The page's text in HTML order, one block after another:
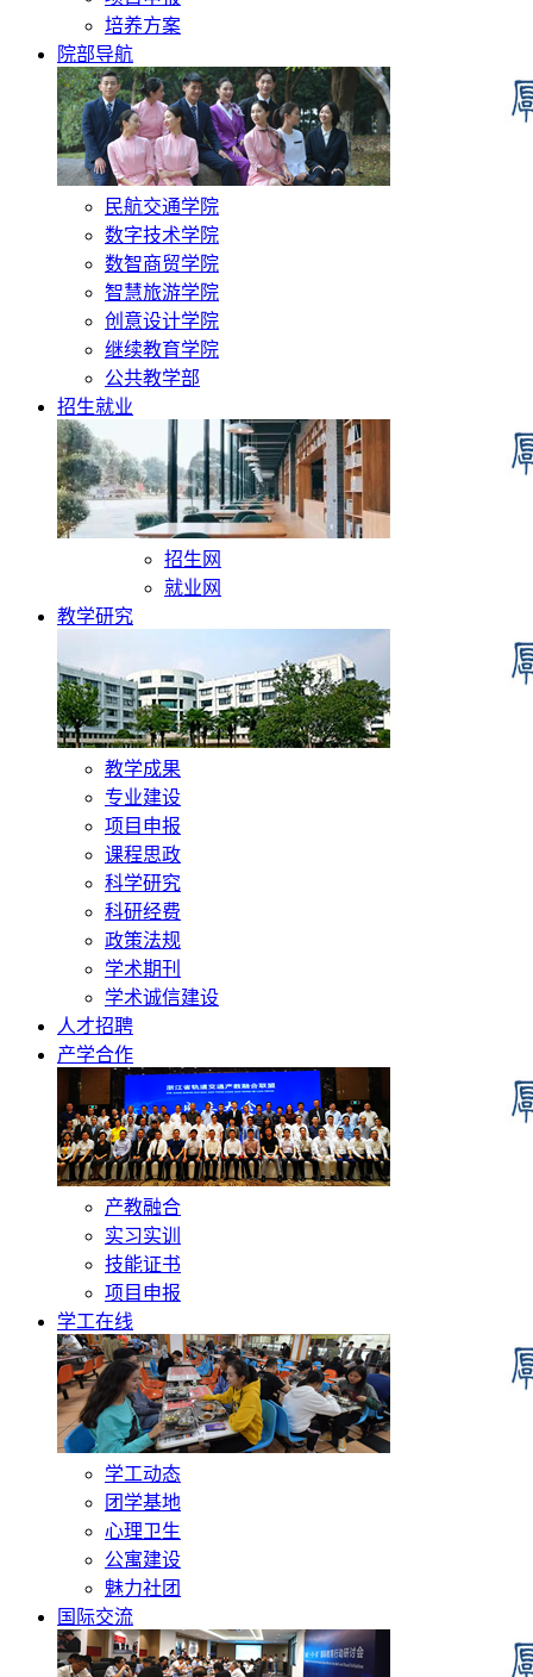
培养方案
院部导航
民航交通学院
数字技术学院
数智商贸学院
智慧旅游学院
创意设计学院
继续教育学院
公共教学部
招生就业
招生网
就业网
教学研究
教学成果
专业建设
项目申报
课程思政
科学研究
科研经费
政策法规
学术期刊
学术诚信建设
人才招聘
产学合作
产教融合
实习实训
技能证书
项目申报
学工在线
学工动态
团学基地
心理卫生
公寓建设
魅力社团
国际交流